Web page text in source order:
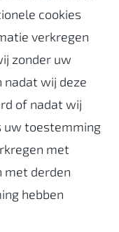
cookies
verkregen
zonder uw
wij deze
of nadat wij
uw toestemming
met
met derden
hebben